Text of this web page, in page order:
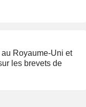
Royaume-Uni et
les brevets de